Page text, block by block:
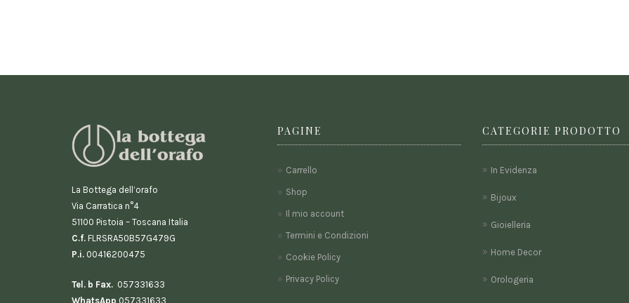
La Bottega dell’orafo
Via Carratica n°4
51100 Pistoia – Toscana Italia
C.f. FLRSRA50B57G479G
P.i. 00416200475
Tel. b Fax. 057331633
WhatsApp 057331633
PAGINE
Carrello
Shop
Il mio account
Termini e Condizioni
Cookie Policy
Privacy Policy
CATEGORIE PRODOTTO
In Evidenza
Bijoux
Gioielleria
Home Decor
Orologeria